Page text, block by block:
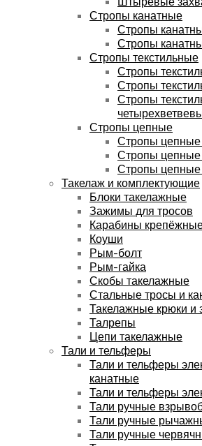
Стропы канатные
Стропы
Стропы
Стропы текстильные
Стропы
Стропы
Стропы
Стропы цепные
Стропы цепные
Стропы
Стропы цепные
Такелаж и комплектующие
Блоки такелажные
Зажимы для тросов
Карабины
Коуши
Рым-болт
Рым-гайка
Скобы такелажные
Стальные тросы и
Такелажные крюки и
Талрепы
Цепи такелажные
Тали и тельферы
Тали и тельферы
канатные
Тали и тельферы
Тали ручные
Тали ручные
Тали ручные